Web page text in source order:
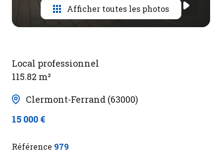
Afficher toutes les photos
Local professionnel
115.82 m²
Clermont-Ferrand (63000)
15 000 €
Référence 979